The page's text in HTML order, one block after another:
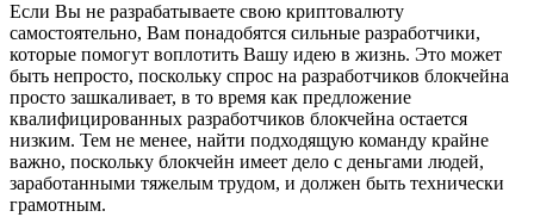
Если Вы не разрабатываете свою криптовалюту
самостоятельно, Вам понадобятся сильные разработчики,
которые помогут воплотить Вашу идею в жизнь. Это может
быть непросто, поскольку спрос на разработчиков блокчейна
просто зашкаливает, в то время как предложение
квалифицированных разработчиков блокчейна остается
низким. Тем не менее, найти подходящую команду крайне
важно, поскольку блокчейн имеет дело с деньгами людей,
заработанными тяжелым трудом, и должен быть технически
грамотным.